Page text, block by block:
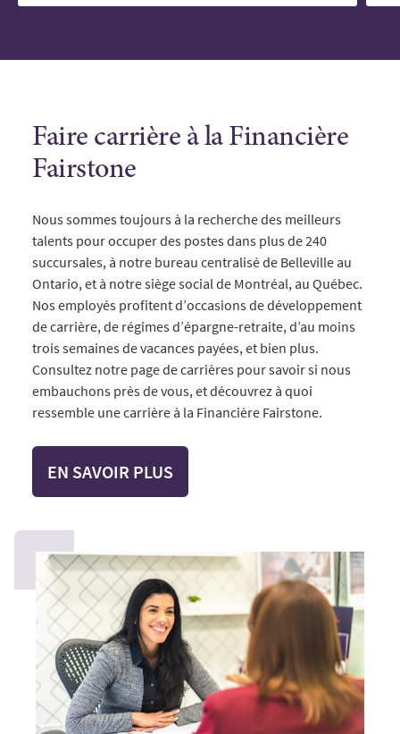
Faire carrière à la Financière
Fairstone
Nous sommes toujours à la recherche des meilleurs
talents pour occuper des postes dans plus de 240
succursales, à notre bureau centralisé de Belleville au
Ontario, et à notre siège social de Montréal, au Québec.
Nos employés profitent d’occasions de développement
de carrière, de régimes d’épargne-retraite, d’au moins
trois semaines de vacances payées, et bien plus.
Consultez notre page de carrières pour savoir si nous
embauchons près de vous, et découvrez à quoi
ressemble une carrière à la Financière Fairstone.
EN SAVOIR PLUS